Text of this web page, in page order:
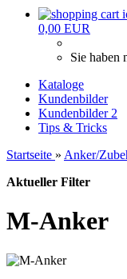
0,00 EUR
Sie haben
Kataloge
Kundenbilder
Kundenbilder 2
Tips & Tricks
Startseite » Anker/
Aktueller Filter
M-Anker